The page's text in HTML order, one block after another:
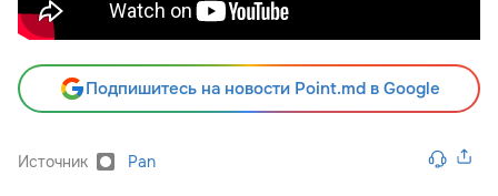
Подпишитесь на новости Point.md в Google
Источник Pan